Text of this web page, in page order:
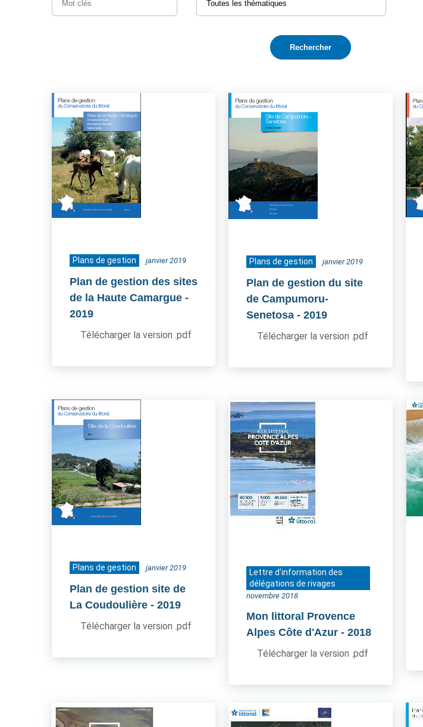
Plans de gestion janvier 2019
Plan de gestion des sites
de la Haute Camargue -
2019
Télécharger la version .pdf
Plans de gestion janvier 2019
Plan de gestion du site
de Campumoru-
Senetosa - 2019
Télécharger la version .pdf
Plans de gestion janvier 2019
Plan de gestion site de
La Coudoulière - 2019
Télécharger la version .pdf
Lettre d'information des
délégations de rivages
novembre 2018
Mon littoral Provence
Alpes Côte d'Azur - 2018
Télécharger la version .pdf